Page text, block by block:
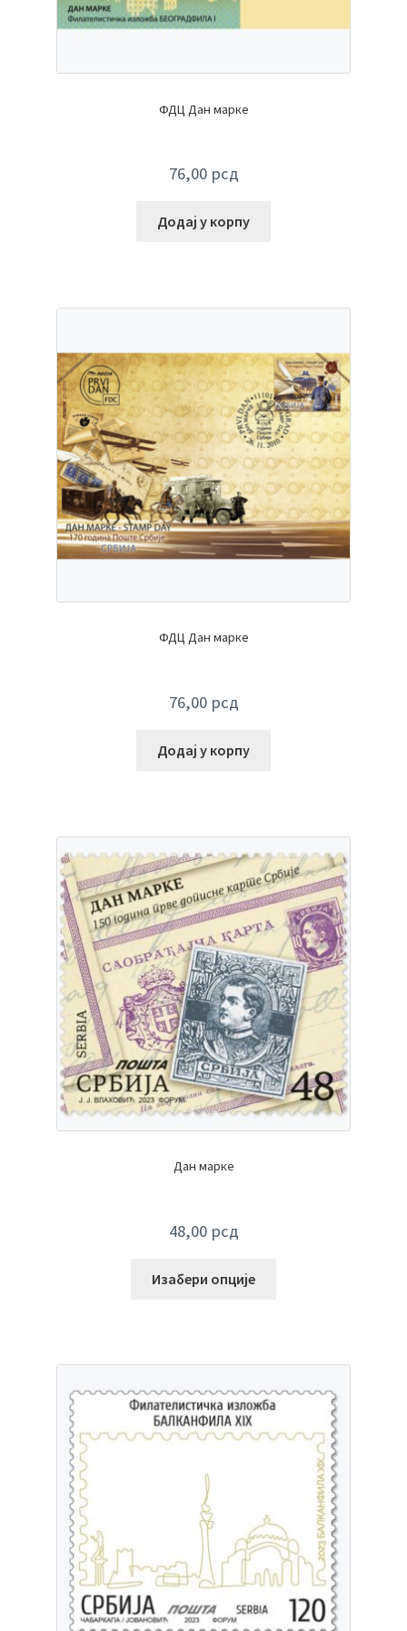
ФДЦ Дан марке
76,00 рсд
Додај у корпу
ФДЦ Дан марке
76,00 рсд
Додај у корпу
Дан марке
48,00 рсд
Изабери опције